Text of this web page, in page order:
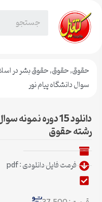
حقوق,حقوق,حقوق بشر در
سوال دانشگاه پیام نور
دانلود 15 دوره
رشته حقوق
فرمت فایل دانلودی : pdf